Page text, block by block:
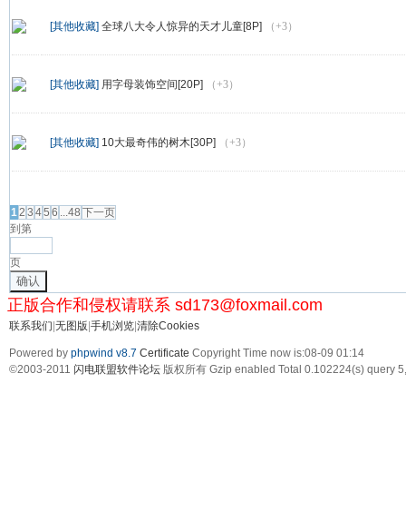
[其他收藏] 全球八大令人惊异的天才儿童[8P] （+3）
[其他收藏] 用字母装饰空间[20P] （+3）
[其他收藏] 10大最奇伟的树木[30P] （+3）
12 3 45 6 ...48 下一页
到第
页
确认
正版合作和侵权请联系 sd173@foxmail.com
联系我们|无图版|手机浏览|清除Cookies
Powered by phpwind v8.7 Certificate Copyright Time now is:08-09 01:14
©2003-2011 闪电联盟软件论坛 版权所有 Gzip enabled Total 0.102224(s) query 5,